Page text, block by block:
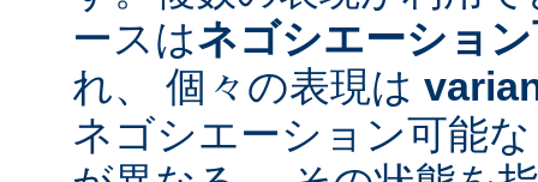
ースはネゴシエーショ
れ、 個々の表現は
ネゴシエーション可能